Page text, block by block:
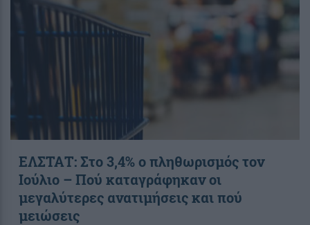
ΕΛΣΤΑΤ: Στο 3,4% ο πληθωρισμός τον
Ιούλιο – Πού καταγράφηκαν οι
μεγαλύτερες ανατιμήσεις και πού
μειώσεις